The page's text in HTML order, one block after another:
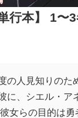
行本】 1〜
の人見知りの
に、シエル・
女らの目的は